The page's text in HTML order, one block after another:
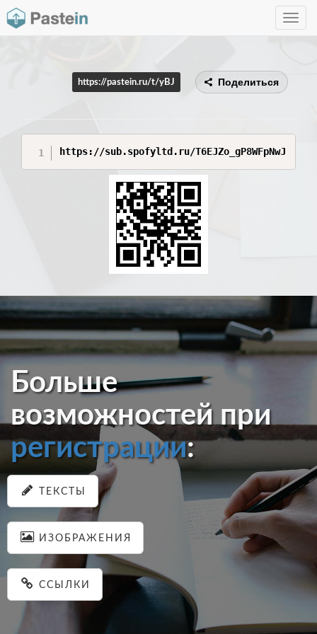
Toggle
https://pastein.ru/t/yBJ Поделиться
https://sub.spofyltd.ru/T6EJZo_gP8WFpNwJ
Больше
возможностей при
регистрации:
ТЕКСТЫ
ИЗОБРАЖЕНИЯ
ССЫЛКИ